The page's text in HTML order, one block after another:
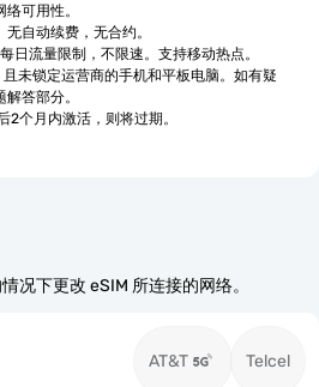
可用性。
自动续费，无合约。
日流量限制，不限速。支持移动热点。
未锁定运营商的手机和平板电脑。如有疑
答部分。
2个月内激活，则将过期。
况下更改 eSIM 所连接的网络。
AT&T Telcel